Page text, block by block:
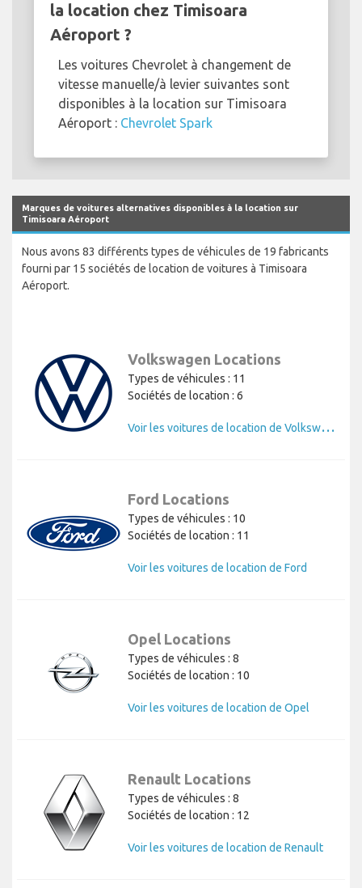
la location chez Timisoara
Aéroport ?
Les voitures Chevrolet à changement de
vitesse manuelle/à levier suivantes sont
disponibles à la location sur Timisoara
Aéroport : Chevrolet Spark
Marques de voitures alternatives disponibles à la location sur
Timisoara Aéroport
Nous avons 83 différents types de véhicules de 19 fabricants
fourni par 15 sociétés de location de voitures à Timisoara
Aéroport.
Volkswagen Locations
Types de véhicules : 11
Sociétés de location : 6
V
oir les voitures de location de Volkswagen
Ford Locations
Types de véhicules : 10
Sociétés de location : 11
Voir les voitures de location de Ford
Opel Locations
Types de véhicules : 8
Sociétés de location : 10
Voir les voitures de location de Opel
Renault Locations
Types de véhicules : 8
Sociétés de location : 12
Voir les voitures de location de Renault